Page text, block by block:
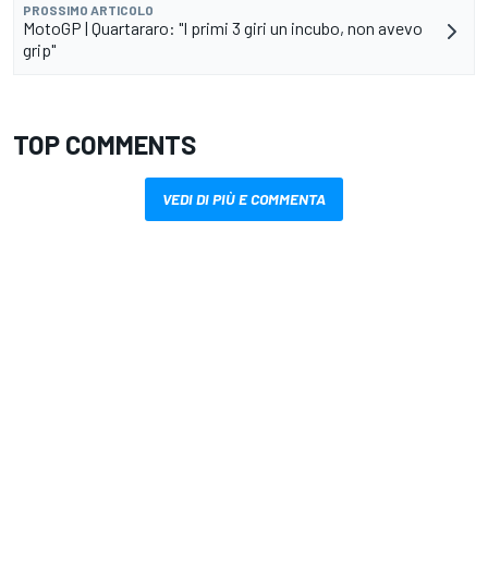
PROSSIMO ARTICOLO
MotoGP | Quartararo: "I primi 3 giri un incubo, non avevo
grip"
TOP COMMENTS
VEDI DI PIÙ E COMMENTA